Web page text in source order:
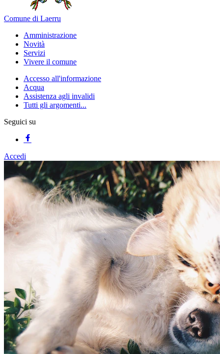
Comune di Laerru
Amministrazione
Novità
Servizi
Vivere il comune
Accesso all'informazione
Acqua
Assistenza agli invalidi
Tutti gli argomenti...
Seguici su
Accedi